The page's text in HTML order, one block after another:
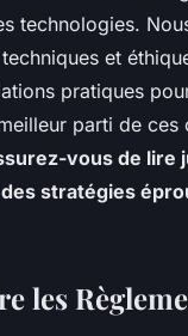
technologies.
et
pratiques
parti de ces
vous de lire
stratégies
les